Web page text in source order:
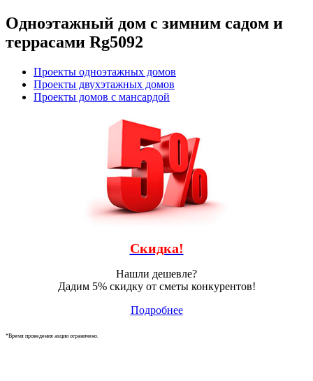
Одноэтажный дом с зимним садом и
террасами Rg5092
Проекты одноэтажных домов
Проекты двухэтажных домов
Проекты домов с мансардой
Скидка!
Нашли дешевле?
Дадим 5% скидку от сметы конкурентов!
Подробнее
*Время проведения акции ограничено.